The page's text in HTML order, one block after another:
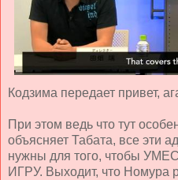
Кодзима передает привет,
При этом ведь что тут
объясняет Табата, все эти
нужны для того, чтобы
ИГРУ. Выходит, что Номура